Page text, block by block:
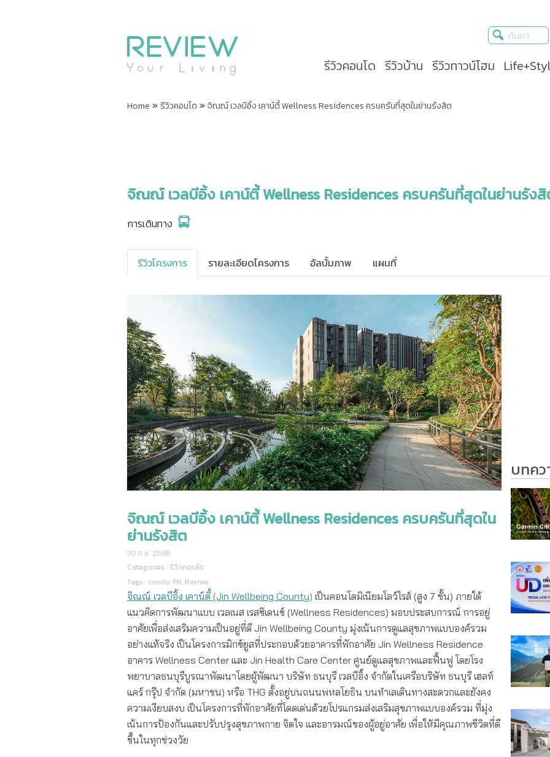
รีวิวคอนโด รีวิวบ้าน รีวิวทาวน์โฮม
Home » รีวิวคอนโด »จิณณ์ เวลบีอิ้ง เคาน์ตี้ Wellness Residences ครบครันที่สุดในย่านรังสิต
จิณณ์ เวลบีอิ้ง เคาน์ตี้ Wellness Residences ครบครันที่สุดในย่านรัง
การเดินทาง
รีวิวโครงการ รายละเอียดโครงการ อัลบั้มภาพ แผนที่
จิณณ์ เวลบีอิ้ง เคาน์ตี้ Wellness Residences ครบครันที่สุดใน
ย่านรังสิต
30 ก.ย. 2568
Categories : รีวิวคอนโด
Tags : condo, PR, Review
จิณณ์ เวลบีอิ้ง เคาน์ตี้ (Jin Wellbeing County) เป็นคอนโดมิเนียมโลว์ไรส์ (สูง 7 ชั้น) ภายใต้
แนวคิดการพัฒนาแบบ เวลเนส เรสซิเดนซ์ (Wellness Residences) มอบประสบการณ์ การอยู่
อาศัยเพื่อส่งเสริมความเป็นอยู่ที่ดี Jin Wellbeing County มุ่งเน้นการดูแลสุขภาพแบบองค์รวม
อย่างแท้จริง เป็นโครงการมิกซ์ยูสที่ประกอบด้วยอาคารที่พักอาศัย Jin Wellness Residence
อาคาร Wellness Center และ Jin Health Care Center ศูนย์ดูแลสุขภาพและฟื้นฟู โดยโรง
พยาบาลธนบุรีบูรณาพัฒนาโดยผู้พัฒนา บริษัท ธนบุรี เวลบีอิ้ง จำกัดในเครือบริษัท ธนบุรี เฮลท์
แคร์ กรุ๊ป จำกัด (มหาชน) หรือ THG ตั้งอยู่บนถนนพหลโยธิน บนทำเลเดินทางสะดวกและยังคง
ความเงียบสงบ เป็นโครงการที่พักอาศัยที่โดดเด่นด้วยโปรแกรมส่งเสริมสุขภาพแบบองค์รวม ที่มุ่ง
เน้นการป้องกันและปรับปรุงสุขภาพกาย จิตใจ และอารมณ์ของผู้อยู่อาศัย เพื่อให้มีคุณภาพชีวิตที่ดี
ขึ้นในทุกช่วงวัย
บทคว